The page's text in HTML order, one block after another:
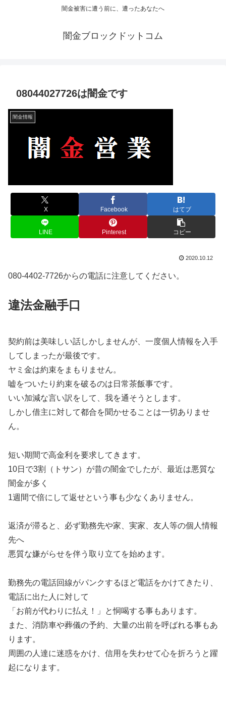
闇金被害に遭う前に、遭ったあなたへ
闇金ブロックドットコム
08044027726は闇金です
闇金情報
X Facebook はてブ
LINE Pinterest コピー
2020.10.12
080-4402-7726からの電話に注意してください。
違法金融手口
契約前は美味しい話しかしませんが、一度個人情報を入手
してしまったが最後です。
ヤミ金は約束をまもりません。
嘘をついたり約束を破るのは日常茶飯事です。
いい加減な言い訳をして、我を通そうとします。
しかし借主に対して都合を聞かせることは一切ありませ
ん。
短い期間で高金利を要求してきます。
10日で3割（トサン）が昔の闇金でしたが、最近は悪質な
闇金が多く
1週間で倍にして返せという事も少なくありません。
返済が滞ると、必ず勤務先や家、実家、友人等の個人情報
先へ
悪質な嫌がらせを伴う取り立てを始めます。
勤務先の電話回線がパンクするほど電話をかけてきたり、
電話に出た人に対して
「お前が代わりに払え！」と恫喝する事もあります。
また、消防車や葬儀の予約、大量の出前を呼ばれる事もあ
ります。
周囲の人達に迷惑をかけ、信用を失わせて心を折ろうと躍
起になります。